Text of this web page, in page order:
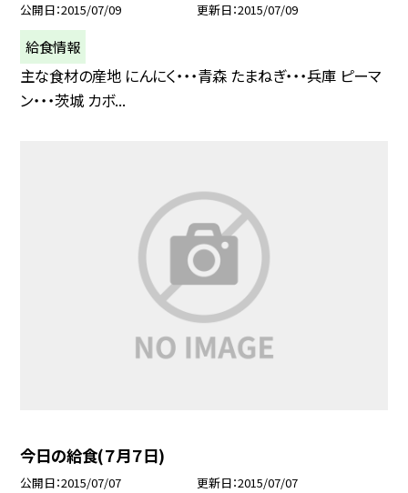
公開日 2015/07/09 更新日 2015/07/09
給食情報
主な食材の産地 にんにく・・・青森 たまねぎ・・・兵庫 ピーマ
ン・・・茨城 カボ...
今日の給食(７月７日)
公開日 2015/07/07 更新日 2015/07/07